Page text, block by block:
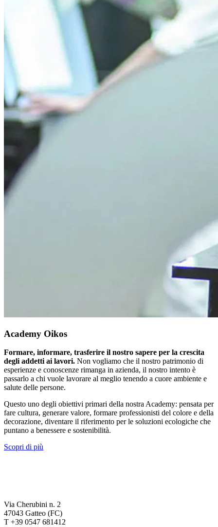
Academy Oikos
Formare, informare, trasferire il nostro sapere per la crescita
degli addetti ai lavori. Non vogliamo che il nostro patrimonio di
esperienze e conoscenze rimanga in azienda, il nostro intento è
passarlo a chi vuole lavorare al meglio tenendo a cuore ambiente e
salute delle persone.
Questo uno degli obiettivi primari della nostra Academy: pensata per
fare cultura, generare valore, formare professionisti del colore e della
decorazione, diventare il riferimento per le soluzioni ecologiche che
puntano a benessere e sostenibilità.
Scopri di più
Via Cherubini n. 2
47043 Gatteo (FC)
T +39 0547 681412